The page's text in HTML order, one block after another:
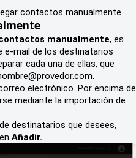
contactos manualmente.
manualmente, es
e-mail de los destinatarios
cada una de ellas, que
electrónico. Por encima de
mediante la importación de
destinatarios que desees,
Añadir.